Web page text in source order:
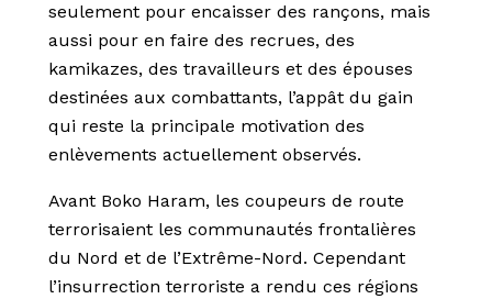
seulement pour encaisser des rançons, mais
aussi pour en faire des recrues, des
kamikazes, des travailleurs et des épouses
destinées aux combattants, l’appât du gain
qui reste la principale motivation des
enlèvements actuellement observés.
Avant Boko Haram, les coupeurs de route
terrorisaient les communautés frontalières
du Nord et de l’Extrême-Nord. Cependant
l’insurrection terroriste a rendu ces régions